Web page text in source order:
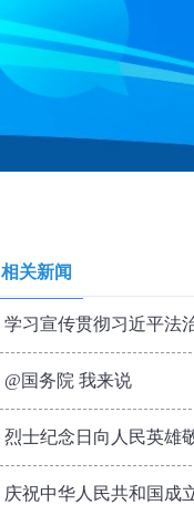
相关新闻
学习宣传贯彻习近平法
@国务院 我来说
烈士纪念日向人民英雄
庆祝中华人民共和国成